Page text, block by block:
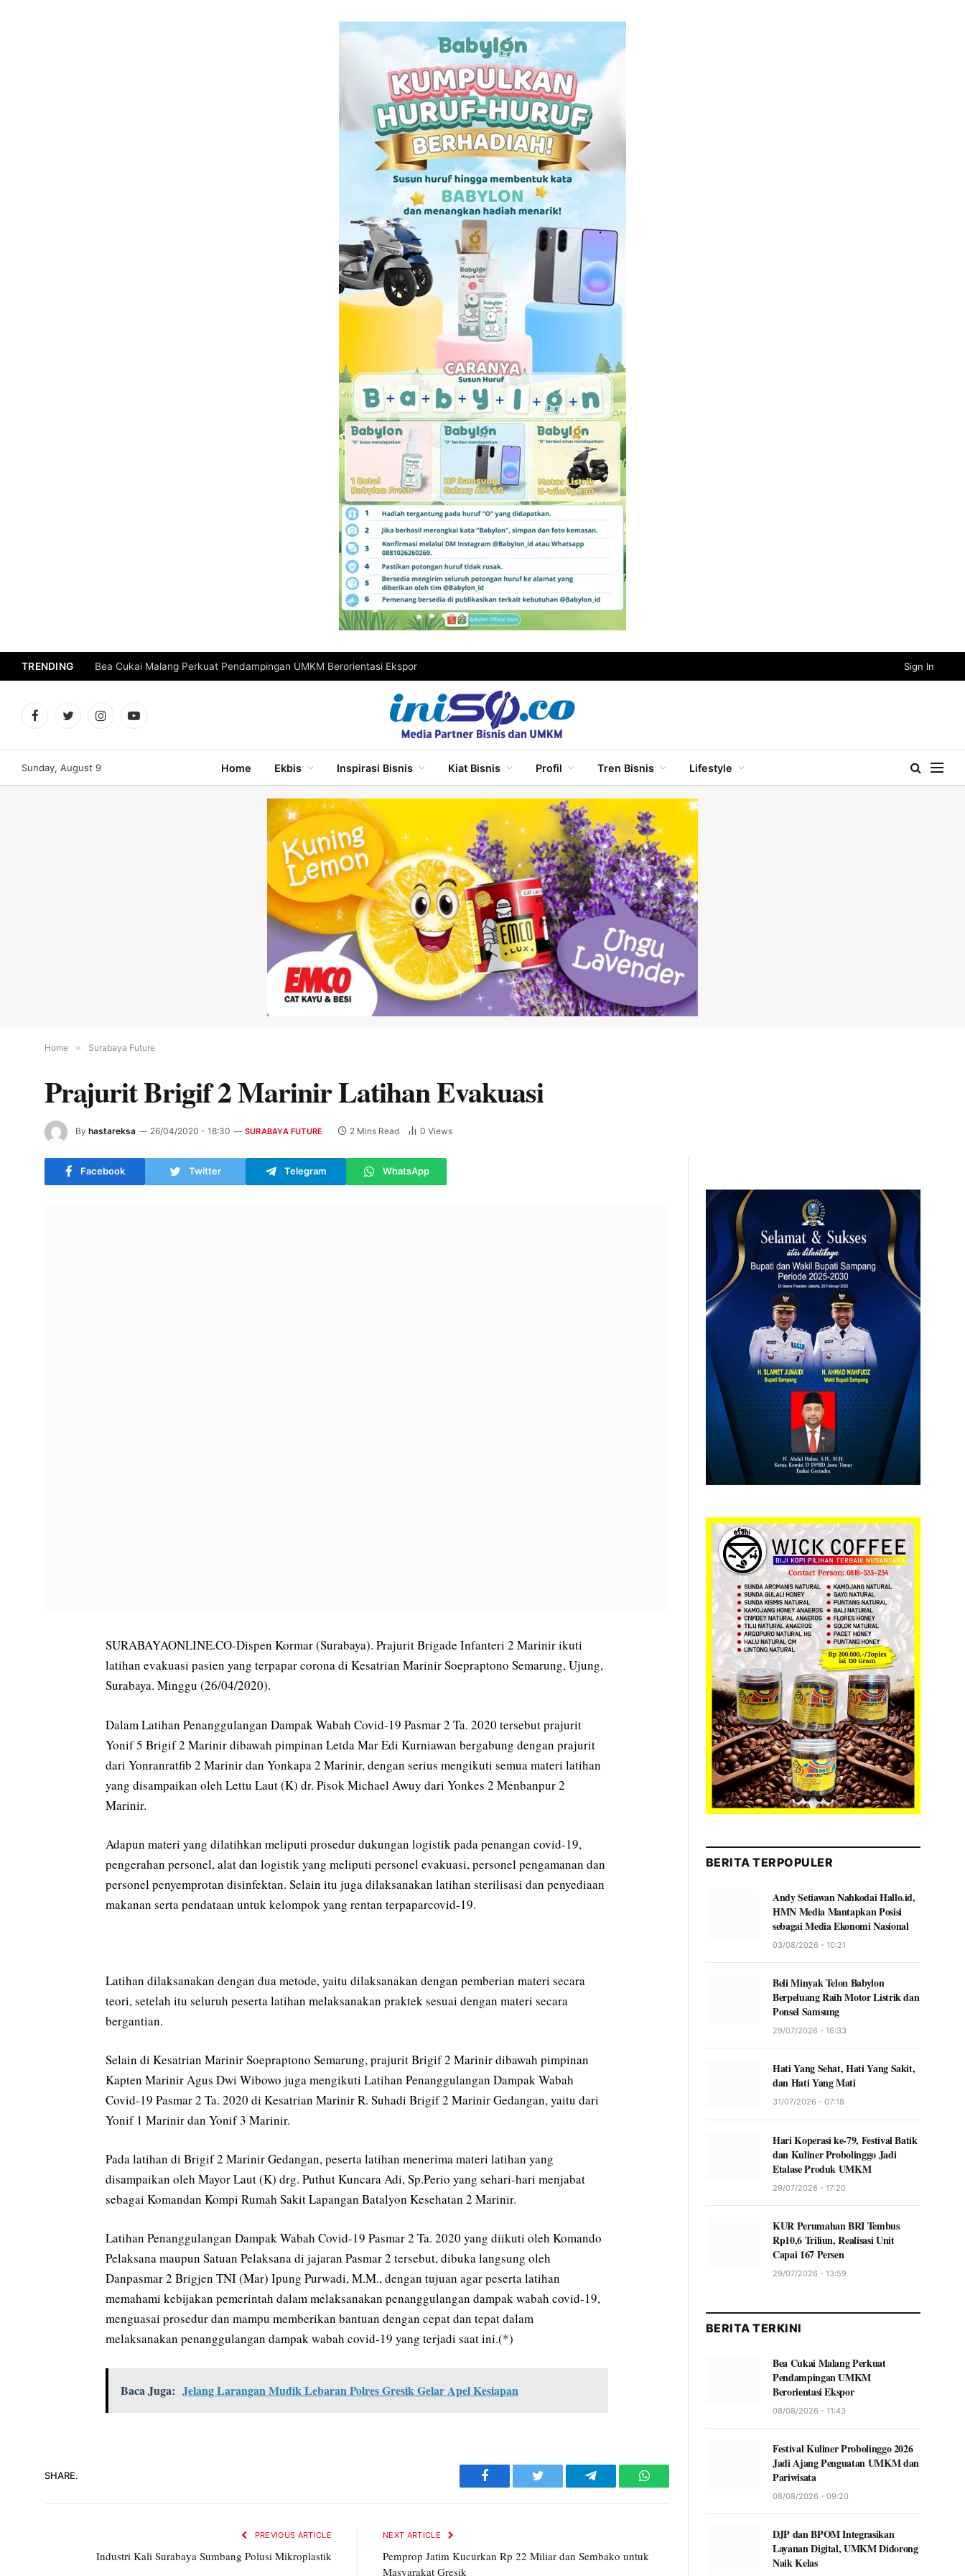
TRENDING Bea Cukai Malang Perkuat Pendampingan UMKM Berorientasi Ekspor Sign In
FacebookTwitterInstagramYouTube
Sunday, August 9 Home Ekbis Inspirasi Bisnis Kiat Bisnis Profil Tren Bisnis Lifestyle
Home » Surabaya Future
Prajurit Brigif 2 Marinir Latihan Evakuasi
By hastareksa 26/04/2020 - 18:30 SURABAYA FUTURE 2 Mins Read 0Views
Facebook Twitter Telegram WhatsApp
SURABAYAONLINE.CO-Dispen Kormar (Surabaya). Prajurit Brigade Infanteri 2 Marinir ikuti
latihan evakuasi pasien yang terpapar corona di Kesatrian Marinir Soepraptono Semarung, Ujung,
Surabaya. Minggu (26/04/2020).
Dalam Latihan Penanggulangan Dampak Wabah Covid-19 Pasmar 2 Ta. 2020 tersebut prajurit
Yonif 5 Brigif 2 Marinir dibawah pimpinan Letda Mar Edi Kurniawan bergabung dengan prajurit
dari Yonranratfib 2 Marinir dan Yonkapa 2 Marinir, dengan serius mengikuti semua materi latihan
yang disampaikan oleh Lettu Laut (K) dr. Pisok Michael Awuy dari Yonkes 2 Menbanpur 2
Marinir.
Adapun materi yang dilatihkan meliputi prosedur dukungan logistik pada penangan covid-19,
pengerahan personel, alat dan logistik yang meliputi personel evakuasi, personel pengamanan dan
personel penyemprotan disinfektan. Selain itu juga dilaksanakan latihan sterilisasi dan penyediaan
makanan serta pendataan untuk kelompok yang rentan terpaparcovid-19.
Latihan dilaksanakan dengan dua metode, yaitu dilaksanakan dengan pemberian materi secara
teori, setelah itu seluruh peserta latihan melaksanakan praktek sesuai dengan materi secara
bergantian.
Selain di Kesatrian Marinir Soepraptono Semarung, prajurit Brigif 2 Marinir dibawah pimpinan
Kapten Marinir Agus Dwi Wibowo juga mengikuti Latihan Penanggulangan Dampak Wabah
Covid-19 Pasmar 2 Ta. 2020 di Kesatrian Marinir R. Suhadi Brigif 2 Marinir Gedangan, yaitu dari
Yonif 1 Marinir dan Yonif 3 Marinir.
Pada latihan di Brigif 2 Marinir Gedangan, peserta latihan menerima materi latihan yang
disampaikan oleh Mayor Laut (K) drg. Puthut Kuncara Adi, Sp.Perio yang sehari-hari menjabat
sebagai Komandan Kompi Rumah Sakit Lapangan Batalyon Kesehatan 2 Marinir.
Latihan Penanggulangan Dampak Wabah Covid-19 Pasmar 2 Ta. 2020 yang diikuti oleh Komando
Pelaksana maupun Satuan Pelaksana di jajaran Pasmar 2 tersebut, dibuka langsung oleh
Danpasmar 2 Brigjen TNI (Mar) Ipung Purwadi, M.M., dengan tujuan agar peserta latihan
memahami kebijakan pemerintah dalam melaksanakan penanggulangan dampak wabah covid-19,
menguasai prosedur dan mampu memberikan bantuan dengan cepat dan tepat dalam
melaksanakan penanggulangan dampak wabah covid-19 yang terjadi saat ini.(*)
Baca Juga: Jelang Larangan Mudik Lebaran Polres Gresik Gelar Apel Kesiapan
SHARE.
Facebook Twitter Telegram WhatsApp
PREVIOUS ARTICLE
Industri Kali Surabaya Sumbang Polusi Mikroplastik
NEXT ARTICLE
Pemprop Jatim Kucurkan Rp 22 Miliar dan Sembako untuk
Masyarakat Gresik
BERITA TERPOPULER
Andy Setiawan Nahkodai Hallo.id,
HMN Media Mantapkan Posisi
sebagai Media Ekonomi Nasional
03/08/2026 - 10:21
Beli Minyak Telon Babylon
Berpeluang Raih Motor Listrik dan
Ponsel Samsung
29/07/2026 - 16:33
Hati Yang Sehat, Hati Yang Sakit,
dan Hati Yang Mati
31/07/2026 - 07:18
Hari Koperasi ke-79, Festival Batik
dan Kuliner Probolinggo Jadi
Etalase Produk UMKM
29/07/2026 - 17:20
KUR Perumahan BRI Tembus
Rp10,6 Triliun, Realisasi Unit
Capai 167 Persen
29/07/2026 - 13:59
BERITA TERKINI
Bea Cukai Malang Perkuat
Pendampingan UMKM
Berorientasi Ekspor
08/08/2026 - 11:43
Festival Kuliner Probolinggo 2026
Jadi Ajang Penguatan UMKM dan
Pariwisata
08/08/2026 - 09:20
DJP dan BPOM Integrasikan
Layanan Digital, UMKM Didorong
Naik Kelas